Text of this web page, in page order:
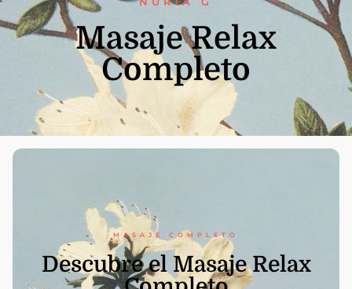
Masaje Relax
Completo
MASAJE COMPLETO
Descubre el Masaje Relax